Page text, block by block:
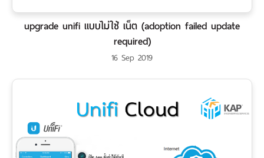
upgrade unifi แบบไม่ใช้ เน็ต (adoption failed update
required)
16 Sep 2019